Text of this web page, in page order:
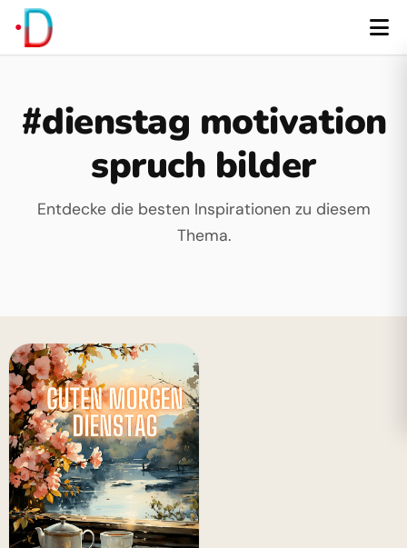
#dienstag motivation
spruch bilder
Entdecke die besten Inspirationen zu diesem
Thema.